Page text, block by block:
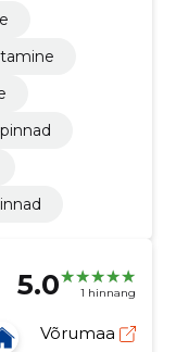
5.0 1 hinnang
Võrumaa